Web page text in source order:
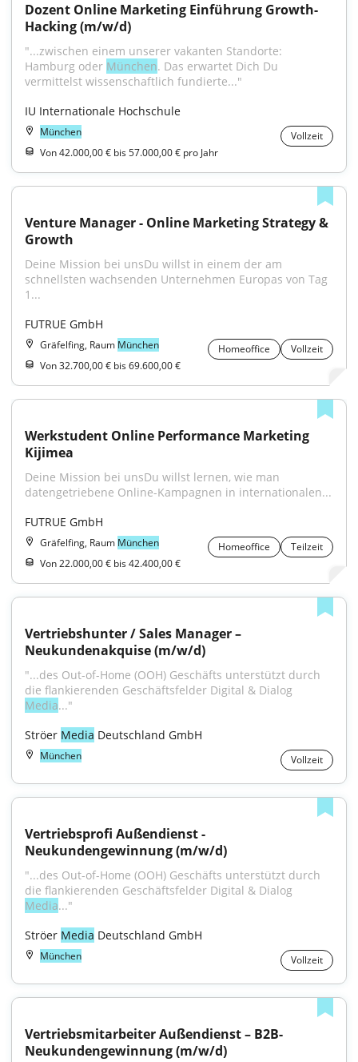
Dozent Online Marketing Einführung Growth-
Hacking (m/w/d)
"...zwischen einem unserer vakanten Standorte:
Hamburg oder München. Das erwartet Dich Du
vermittelst wissenschaftlich fundierte..."
IU Internationale Hochschule
München
Vollzeit
Von 42.000,00 € bis 57.000,00 € pro Jahr
Venture Manager - Online Marketing Strategy &
Growth
Deine Mission bei unsDu willst in einem der am
schnellsten wachsenden Unternehmen Europas von Tag
1...
FUTRUE GmbH
Gräfelfing, Raum München Homeoffice
Vollzeit
Von 32.700,00 € bis 69.600,00 €
Werkstudent Online Performance Marketing
Kijimea
Deine Mission bei unsDu willst lernen, wie man
datengetriebene Online-Kampagnen in internationalen...
FUTRUE GmbH
Gräfelfing, Raum München Homeoffice
Teilzeit
Von 22.000,00 € bis 42.400,00 €
Vertriebshunter / Sales Manager –
Neukundenakquise (m/w/d)
"...des Out-of-Home (OOH) Geschäfts unterstützt durch
Media..."
Ströer Media Deutschland GmbH
München Vollzeit
Vertriebsprofi Außendienst -
Neukundengewinnung (m/w/d)
"...des Out-of-Home (OOH) Geschäfts unterstützt durch
Media..."
Ströer Media Deutschland GmbH
München Vollzeit
Vertriebsmitarbeiter Außendienst – B2B-
Neukundengewinnung (m/w/d)